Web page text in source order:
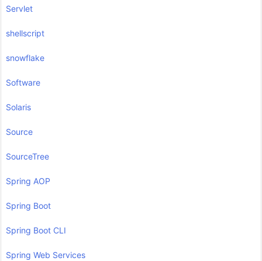
Servlet
shellscript
snowflake
Software
Solaris
Source
SourceTree
Spring AOP
Spring Boot
Spring Boot CLI
Spring Web Services